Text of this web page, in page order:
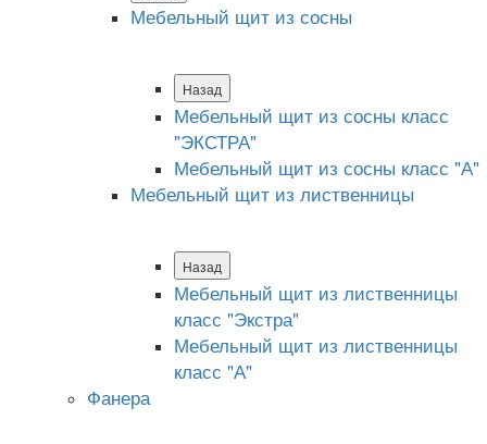
Мебельный щит из сосны
Назад
Мебельный щит из сосны класс
"ЭКСТРА"
Мебельный щит из сосны класс "А"
Мебельный щит из лиственницы
Назад
Мебельный щит из лиственницы
класс "Экстра"
Мебельный щит из лиственницы
класс "А"
Фанера